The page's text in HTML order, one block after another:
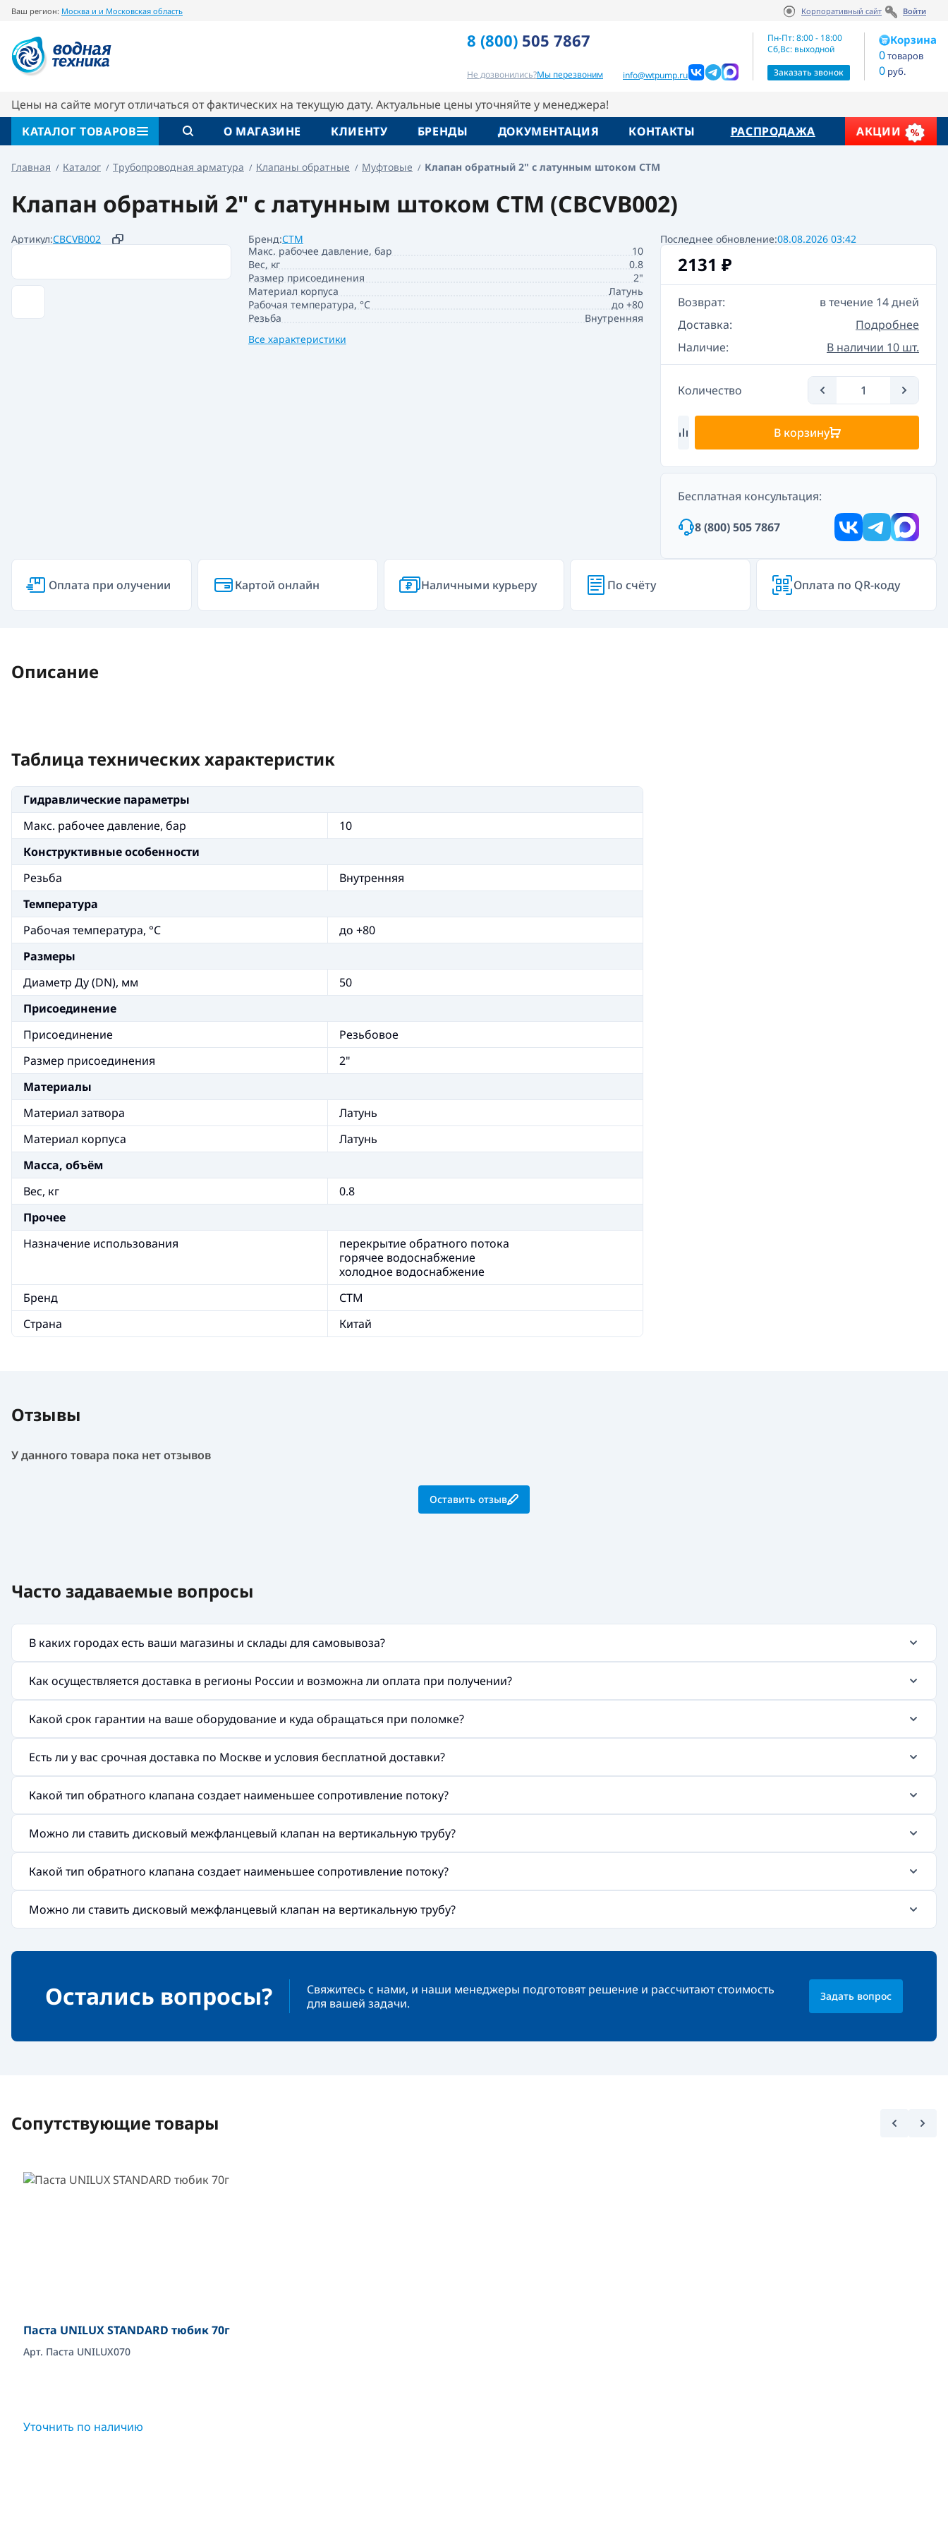
Ваш регион: Москва и и Московская область Корпоративный сайт Войти
8 (800) 505 7867
Не дозвонились?Мы перезвоним info@wtpump.ru
Пн-Пт: 8:00 - 18:00
Сб,Вс: выходной
Заказать звонок
Корзина
0товаров
0 руб.
Цены на сайте могут отличаться от фактических на текущую дату. Актуальные цены уточняйте у менеджера!
КАТАЛОГ ТОВАРОВ
О МАГАЗИНЕ КЛИЕНТУ БРЕНДЫ ДОКУМЕНТАЦИЯ КОНТАКТЫ РАСПРОДАЖА АКЦИИ
Главная Каталог Трубопроводная арматура Клапаны обратные Муфтовые Клапан обратный 2" с латунным штоком СТМ
Клапан обратный 2" с латунным штоком СТМ (CBCVB002)
Артикул:CBCVB002 Бренд:СТМ Последнее обновление:08.08.2026 03:42
Макс. рабочее давление, бар
10
Вес, кг
0.8
Размер присоединения
2"
Материал корпуса
Латунь
Рабочая температура, °C
до +80
Резьба
Внутренняя
Все характеристики
2131 ₽
Возврат:
в течение 14 дней
Доставка:
Подробнее
Наличие:
В наличии 10 шт.
Количество
В корзину
Бесплатная консультация:
8 (800) 505 7867
Оплата при олучении Картой онлайн Наличными курьеру По счёту Оплата по QR-коду
Вопрос-ответ Похожие товары
Описание
Таблица технических характеристик
Гидравлические параметры
Макс. рабочее давление, бар
10
Конструктивные особенности
Резьба
Внутренняя
Температура
Рабочая температура, °C
до +80
Размеры
Диаметр Ду (DN), мм
50
Присоединение
Присоединение
Резьбовое
Размер присоединения
2"
Материалы
Материал затвора
Латунь
Материал корпуса
Латунь
Масса, объём
Вес, кг
0.8
Прочее
Назначение использования
перекрытие обратного потока
горячее водоснабжение
холодное водоснабжение
Бренд
СТМ
Страна
Китай
Отзывы
У данного товара пока нет отзывов
Оставить отзыв
Часто задаваемые вопросы
В каких городах есть ваши магазины и склады для самовывоза?
Как осуществляется доставка в регионы России и возможна ли оплата при получении?
Какой срок гарантии на ваше оборудование и куда обращаться при поломке?
Есть ли у вас срочная доставка по Москве и условия бесплатной доставки?
Какой тип обратного клапана создает наименьшее сопротивление потоку?
Можно ли ставить дисковый межфланцевый клапан на вертикальную трубу?
Какой тип обратного клапана создает наименьшее сопротивление потоку?
Можно ли ставить дисковый межфланцевый клапан на вертикальную трубу?
Остались вопросы?
Свяжитесь с нами, и наши менеджеры подготовят решение и рассчитают стоимость
для вашей задачи.
Задать вопрос
Сопутствующие товары
Паста UNILUX STANDARD тюбик 70г
Арт. Паста UNILUX070
Уточнить по наличию